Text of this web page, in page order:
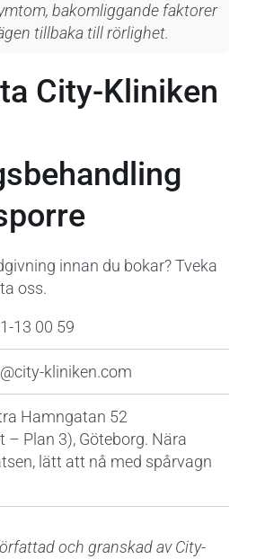
bakomliggande faktorer
tillbaka till rörlighet.
City-Kliniken
innan du bokar? Tveka
oss.
13 00 59
kliniken.com
Hamngatan 52
– Plan 3), Göteborg. Nära
lätt att nå med spårvagn
och granskad av City-